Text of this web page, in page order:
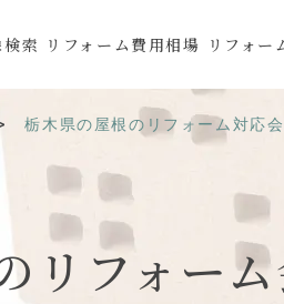
索 リフォーム費用相場 リフォー
栃木県の屋根のリフォーム対応
リフォー